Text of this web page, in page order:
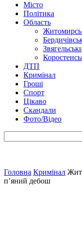
Місто
Політика
Область
ДТП
Кримінал
Гроші
Спорт
Цікаво
Скандали
Фото/Відео
Головна Кримінал
п’яний дебош